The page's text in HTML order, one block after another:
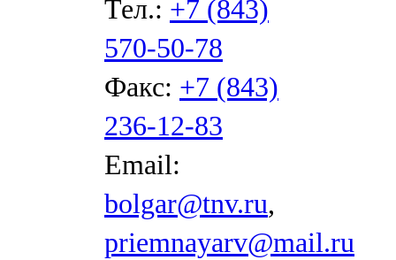
Тел.: +7 (843)
570-50-78
Факс: +7 (843)
236-12-83
Email:
bolgar@tnv.ru,
priemnayarv@mail.ru